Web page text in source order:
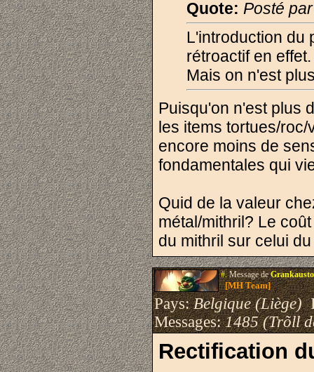
Quote: Posté
L'introduction du
rétroactif en effet.
Mais on n'est
Puisqu'on n'est plus
les items tortues/
encore moins de
fondamentales qui
Quid de la valeur
métal/mithril? Le
du mithril sur celui
#.Message deGrankausto
[MH Team]
Pays:Belgique (Liège)
Messages:1485 (Trõll
Rectification